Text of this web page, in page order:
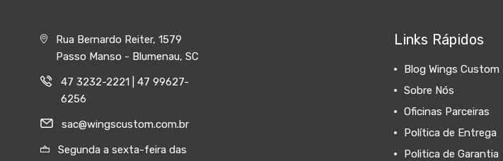
Rua Bernardo Reiter, 1579
Passo Manso - Blumenau, SC
47 3232-2221 | 47 99627-
6256
sac@wingscustom.com.br
Segunda a sexta-feira das
Links Rápidos
Blog Wings Custom
Sobre Nós
Oficinas Parceiras
Política de Entrega
Politica de Garantia